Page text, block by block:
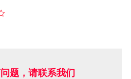
题，请联系我们